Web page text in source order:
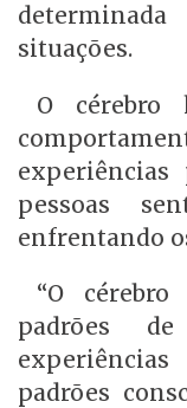
situações.
O cérebro
experiências
pessoas
enfrentando
“O
padrões
padrões